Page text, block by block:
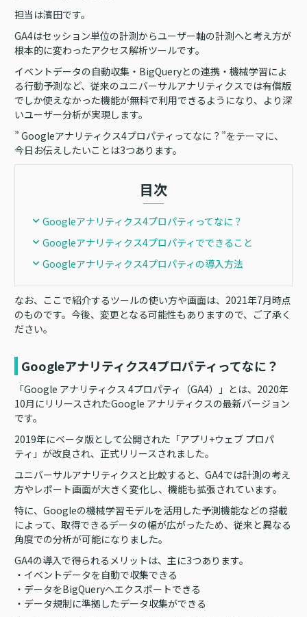
担当は濱田です。
GA4はセッション単位の計測からユーザー軸の計測へと考え方が
根本的に変わったアクセス解析ツールです。
イベントデータの自動収集・BigQueryとの連携・機械学習によ
る行動予測など、従来のユニバーサルアナリティクスでは有償版
でしか使えなかった機能が無料で利用できるようになり、より深
いユーザー分析が実現します。
” Googleアナリティクス4プロパティってなに？”をテーマに、
今日お伝えしたいことは3つあります。
目次
Googleアナリティクス4プロパティってなに？
Googleアナリティクス4プロパティでできること
Googleアナリティクス4プロパティの導入方法
なお、ここで紹介するツールの使い方や画面は、2021年7月時点
のものです。今後、変更となる可能性もありますので、ご了承く
ださい。
Googleアナリティクス4プロパティってなに？
「Google アナリティクス 4プロパティ（GA4）」とは、2020年
10月にリリースされたGoogle アナリティクスの最新バージョン
です。
2019年にベータ版として公開された「アプリ+ウェブ プロパ
ティ」が改良され、正式リリースされました。
ユニバーサルアナリティクスと比較すると、GA4では計測の考え
方やレポート画面が大きく変化し、機能も拡張されています。
特に、Googleの機械学習モデルを活用した予測機能などの搭載
によって、取得できるデータの幅が広がったため、従来と異なる
角度での分析が可能になりました。
GA4の導入で得られるメリットは、主に3つあります。
・イベントデータを自動で収集できる
・データをBigQueryへエクスポートできる
・データ規制に準拠したデータ収集ができる